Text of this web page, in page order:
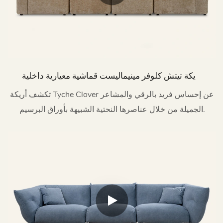
أريكة تيتش كلوفر مينيماليست قماشية معيارية داخلية
M203
تكشف أريكة Tyche Clover عن إحساس فريد بالرقي والمشاعر
الجميلة من خلال عناصرها النحتية الشبيهة بأوراق البرسيم.